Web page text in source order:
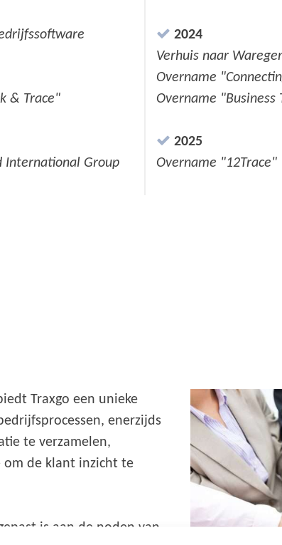
& Trace"
International Group
2024
Verhuis naar
Overname
Overname "Business
2025
Overname "12Trace"
Traxgo een unieke
enerzijds
te verzamelen,
om de klant inzicht te
is aan de noden van